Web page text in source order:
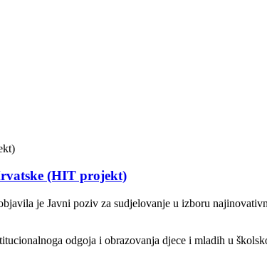
(HIT projekt)
je Javni poziv za sudjelovanje u izboru